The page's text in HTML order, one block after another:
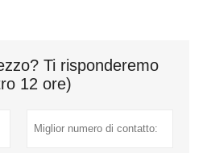
Ti risponderemo
12 ore)